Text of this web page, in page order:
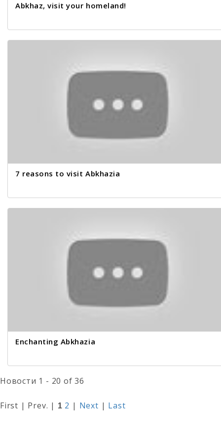
Abkhaz, visit your homeland!
7 reasons to visit Abkhazia
Enchanting Abkhazia
Новости 1 - 20 of 36
First | Prev. | 1 2 | Next | Last